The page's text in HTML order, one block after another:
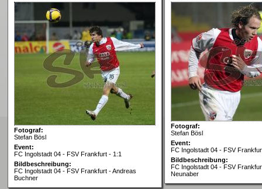
Fotograf:
Stefan Bösl
Event:
FC Ingolstadt 04 - FSV Frankfurt - 1:1
Bildbeschreibung:
FC Ingolstadt 04 - FSV Frankfurt - Andreas
Buchner
Fotograf:
Stefan Bösl
Event:
FC Ingolstadt 04 - FSV
Bildbeschreibung:
FC Ingolstadt 04 - FSV
Neunaber